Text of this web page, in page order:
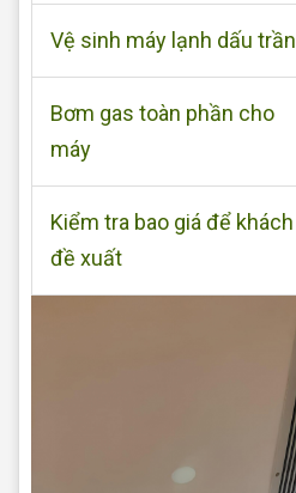
Vệ sinh máy lạnh dấu trần
Bơm gas toàn phần cho
máy
Kiểm tra bao giá để khách
đề xuất